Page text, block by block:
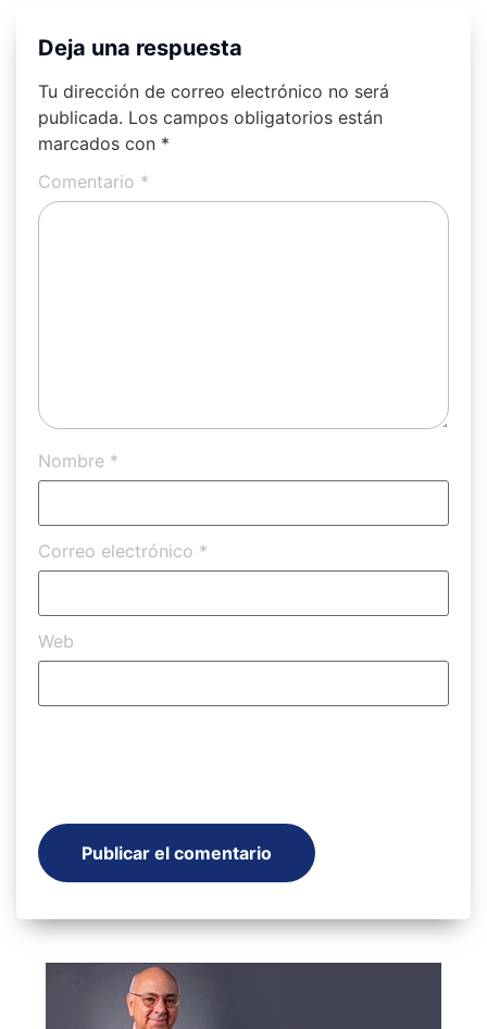
Deja una respuesta
Tu dirección de correo electrónico no será
publicada. Los campos obligatorios están
marcados con *
Comentario *
Nombre *
Correo electrónico *
Web